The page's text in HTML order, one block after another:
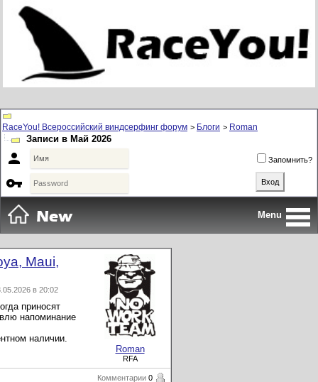
RaceYou! Всероссийский виндсерфинг форум > Блоги > Roman
Записи в Май 2026
 Запомнить?

Menu
Maui,
в 20:02
приносят
напоминание
наличии.
Roman
RFA
Комментарии 0